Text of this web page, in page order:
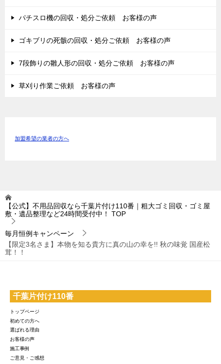
パチスロ機の回収・処分ご依頼 お客様の声
ゴキブリの死骸の回収・処分ご依頼 お客様の声
7段飾りの雛人形の回収・処分ご依頼 お客様の声
草刈り作業ご依頼 お客様の声
加盟希望の業者の方へ
【公式】不用品回収なら千葉片付け110番｜粗大ゴミ回収・ゴミ屋
敷・遺品整理など24時間受付中！
TOP
毎月恒例キャンペーン
【限定3名さま】本物を知る貴方に真の山の幸を!! 秋の味覚 国産松
茸！！
千葉片付け110番
トップページ
初めての方へ
選ばれる理由
お客様の声
施工事例
ご意見・ご感想